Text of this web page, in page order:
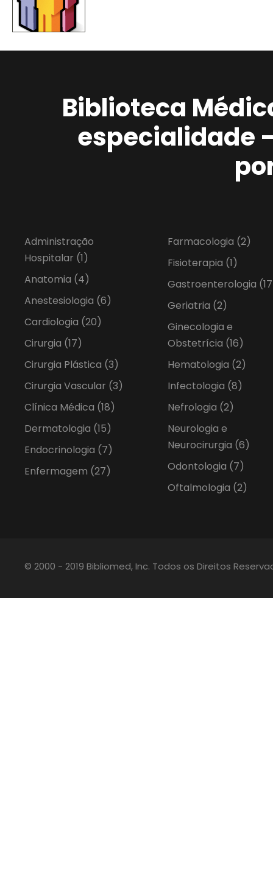
Biblioteca
especialidade
Administração
Hospitalar (1)
Anatomia (4)
Anestesiologia (6)
Cardiologia (20)
Cirurgia (17)
Cirurgia Plástica (3)
Cirurgia Vascular (3)
Clínica Médica (18)
Dermatologia (15)
Endocrinologia (7)
Enfermagem (27)
Farmacologia (2)
Fisioterapia (1)
Gastroenterologia
Geriatria (2)
Ginecologia e
Obstetrícia (16)
Hematologia (2)
Infectologia (8)
Nefrologia (2)
Neurologia e
Neurocirurgia (6)
Odontologia (7)
Oftalmologia (2)
© 2000 - 2019 Bibliomed, Inc. Todos os Direitos